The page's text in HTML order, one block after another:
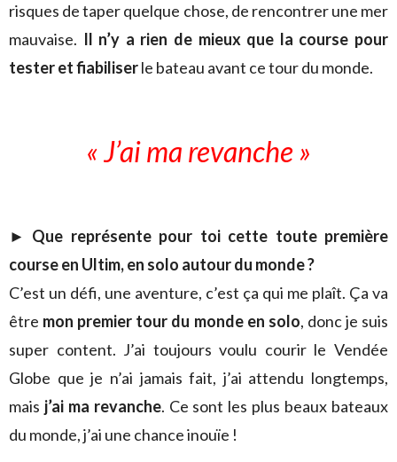
risques de taper quelque chose, de rencontrer une mer
mauvaise. Il n’y a rien de mieux que la course pour
tester et fiabiliserle bateau avant ce tour du monde.
« J’ai ma revanche »
► Que représente pour toi cette toute première
course en Ultim, en solo autour du monde ?
C’est un défi, une aventure, c’est ça qui me plaît. Ça va
être mon premier tour du monde en solo, donc je suis
super content. J’ai toujours voulu courir le Vendée
Globe que je n’ai jamais fait, j’ai attendu longtemps,
mais j’ai ma revanche. Ce sont les plus beaux bateaux
du monde, j’ai une chance inouïe !